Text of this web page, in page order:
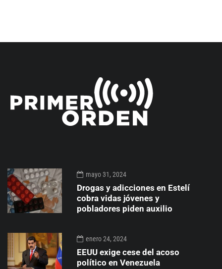
mayo 31, 2024
Drogas y adicciones en Estelí
cobra vidas jóvenes y
pobladores piden auxilio
enero 24, 2024
EEUU exige cese del acoso
político en Venezuela